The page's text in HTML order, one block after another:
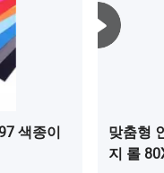
색종이
맞춤형
지 롤